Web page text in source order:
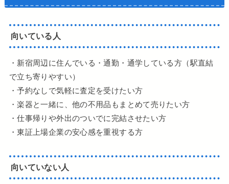
向いている人
・新宿周辺に住んでいる・通勤・通学している方（駅直結
で立ち寄りやすい）
・予約なしで気軽に査定を受けたい方
・楽器と一緒に、他の不用品もまとめて売りたい方
・仕事帰りや外出のついでに完結させたい方
・東証上場企業の安心感を重視する方
向いていない人